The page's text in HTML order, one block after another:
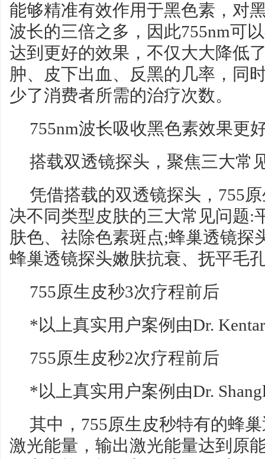
能够精准有效作用于黑色素，对
波长的三倍之多，因此755nm可
达到更好的效果，不仅大大降低
肿、皮下出血、反黑的几率，同
少了消费者所需的治疗次数。
755nm波长吸收黑色素效果更
搭载双透镜探头，聚焦三大常
凭借搭载的双透镜探头，755
决不同类型皮肤的三大常见问题:
肤色、祛除色素斑点;蜂巢透镜探
蜂巢透镜探头嫩肤抗衰、抚平毛
755原生皮秒3次疗程前后
*以上真实用户案例由Dr.
755原生皮秒2次疗程前后
*以上真实用户案例由Dr.
其中，755原生皮秒特有的蜂
激光能量，输出激光能量达到原